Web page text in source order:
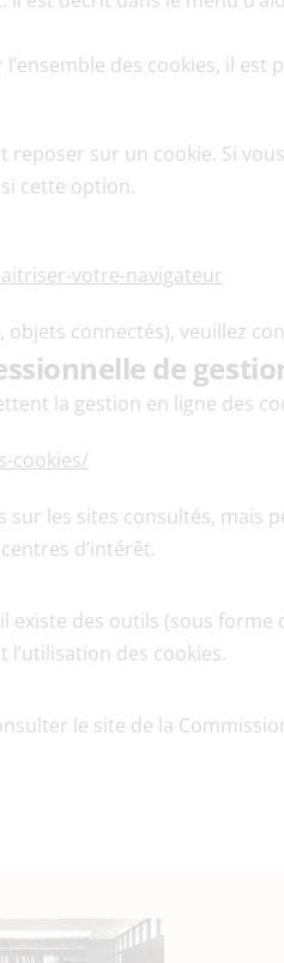
des cookies, il est
sur un cookie. Si
cette option.
votre-navigateur
connectés), veuillez
de
la gestion en ligne des
cookies/
sur les sites consultés,
d’intérêt.
existe des outils (sous
des cookies.